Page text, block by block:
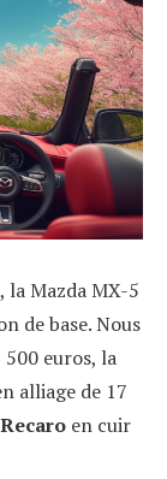
Mazda MX-5
de base. Nous
euros, la
alliage de 17
en cuir